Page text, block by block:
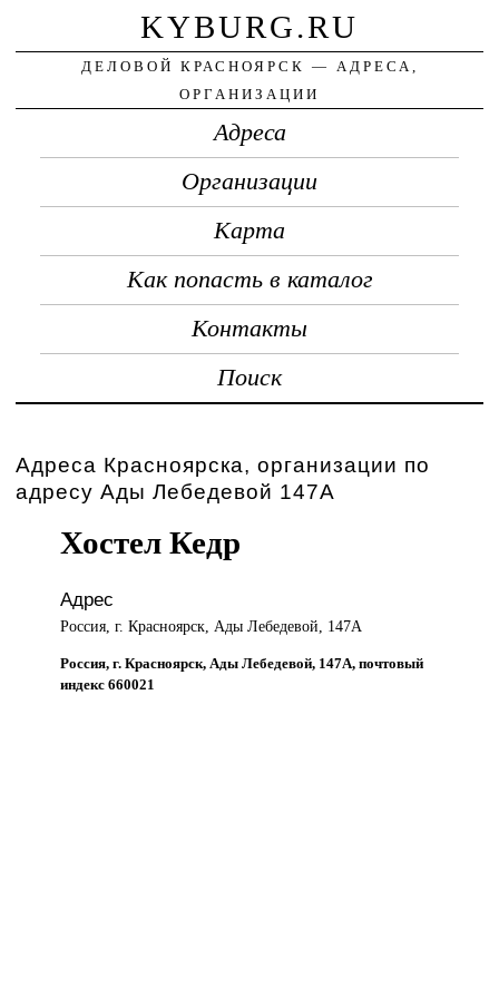
KYBURG.RU
ДЕЛОВОЙ КРАСНОЯРСК — АДРЕСА,
ОРГАНИЗАЦИИ
Адреса
Организации
Карта
Как попасть в каталог
Контакты
Поиск
Адреса Красноярска, организации по
адресу Ады Лебедевой 147А
Хостел Кедр
Адрес
Россия, г. Красноярск, Ады Лебедевой, 147А
Россия, г. Красноярск, Ады Лебедевой, 147А, почтовый
индекс 660021